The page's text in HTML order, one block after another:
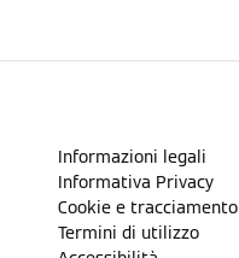
Informazioni legali
Informativa Privacy
Cookie e tracciamento
Termini di utilizzo